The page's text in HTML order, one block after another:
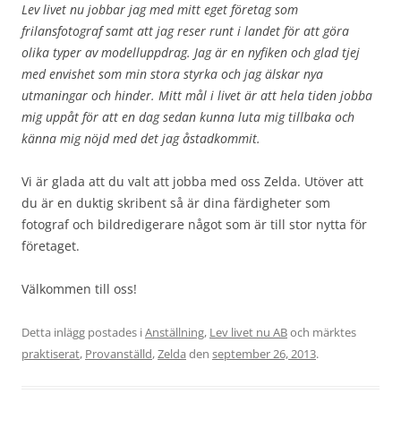
Lev livet nu jobbar jag med mitt eget företag som
frilansfotograf samt att jag reser runt i landet för att göra
olika typer av modelluppdrag. Jag är en nyfiken och glad tjej
med envishet som min stora styrka och jag älskar nya
utmaningar och hinder. Mitt mål i livet är att hela tiden jobba
mig uppåt för att en dag sedan kunna luta mig tillbaka och
känna mig nöjd med det jag åstadkommit.
Vi är glada att du valt att jobba med oss Zelda. Utöver att
du är en duktig skribent så är dina färdigheter som
fotograf och bildredigerare något som är till stor nytta för
företaget.
Välkommen till oss!
Detta inlägg postades iAnställning, Lev livet nu ABoch märktes
praktiserat, Provanställd,Zelda den september 26, 2013.